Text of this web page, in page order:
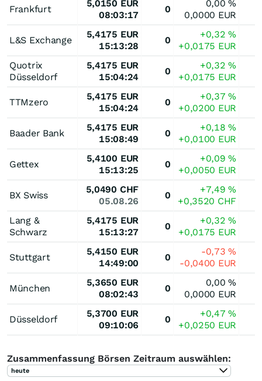
Frankfurt
5,0150 EUR
08:03:17
0
0,00%
0,0000 EUR
L&S Exchange
5,4175 EUR
15:13:28
0
+0,32%
+0,0175 EUR
Quotrix
Düsseldorf
5,4175 EUR
15:04:24
0
+0,32%
+0,0175 EUR
TTMzero
5,4175 EUR
15:04:24
0
+0,37%
+0,0200 EUR
Baader Bank
5,4175 EUR
15:08:49
0
+0,18%
+0,0100 EUR
Gettex
5,4100 EUR
15:13:25
0
+0,09%
+0,0050 EUR
BX Swiss
5,0490 CHF
05.08.26
0
+7,49%
+0,3520 CHF
Lang &
Schwarz
5,4175 EUR
15:13:27
0
+0,32%
+0,0175 EUR
Stuttgart
5,4150 EUR
14:49:00
0
-0,73%
-0,0400 EUR
München
5,3650 EUR
08:02:43
0
0,00%
0,0000 EUR
Düsseldorf
5,3700 EUR
09:10:06
0
+0,47%
+0,0250 EUR
Zusammenfassung Börsen Zeitraum auswählen:
heute